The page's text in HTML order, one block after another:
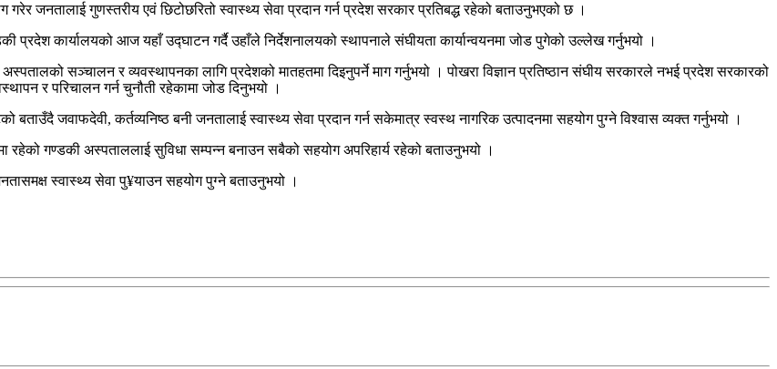
जनतालाई गुणस्तरीय एवं छिटोछरितो स्वास्थ्य सेवा प्रदान गर्न प्रदेश सरकार प्रतिबद्ध रहेको बताउनुभएको छ ।
प्रदेश कार्यालयको आज यहाँ उद्घाटन गर्दै उहाँले निर्देशनालयको स्थापनाले संघीयता कार्यान्वयनमा जोड पुगेको उल्लेख गर्नुभयो ।
सञ्चालन र व्यवस्थापनका लागि प्रदेशको मातहतमा दिइनुपर्ने माग गर्नुभयो । पोखरा विज्ञान प्रतिष्ठान संघीय सरकारले नभई प्रदेश सरकारको
र परिचालन गर्न चुनौती रहेकामा जोड दिनुभयो ।
जवाफदेवी, कर्तव्यनिष्ठ बनी जनतालाई स्वास्थ्य सेवा प्रदान गर्न सकेमात्र स्वस्थ नागरिक उत्पादनमा सहयोग पुग्ने विश्वास व्यक्त गर्नुभयो ।
रहेको गण्डकी अस्पताललाई सुविधा सम्पन्न बनाउन सबैको सहयोग अपरिहार्य रहेको बताउनुभयो ।
स्वास्थ्य सेवा पु¥याउन सहयोग पुग्ने बताउनुभयो ।